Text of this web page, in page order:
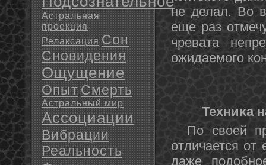
Астральная
проекция
Релаксация Сон
Сновидения
Ощущение
ОпытСмерть
Астральный мир
Ассоциации
Вибрации
Реальность
не делал. Во
еще раз
чревата
ожидаемого
Техниκа
По своей
отличается от
даже